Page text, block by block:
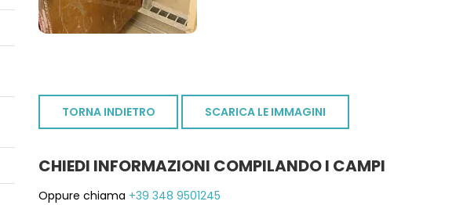
TORNA INDIETRO SCARICA LE IMMAGINI
CHIEDI INFORMAZIONI COMPILANDO I CAMPI
Oppure chiama +39 348 9501245